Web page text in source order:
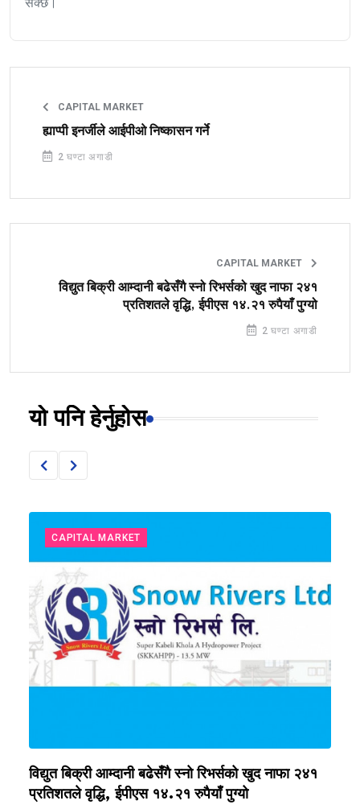
सक्छ।
CAPITAL MARKET
ह्याप्पी इनर्जीले आईपीओ निष्कासन गर्ने
2 घण्टा अगाडी
CAPITAL MARKET
विद्युत बिक्री आम्दानी बढेसँगै स्नो रिभर्सको खुद नाफा २४१
प्रतिशतले वृद्धि, ईपीएस १४.२१ रुपैयाँ पुग्यो
2 घण्टा अगाडी
यो पनि हेर्नुहोस
CAPITAL MARKET
विद्युत बिक्री आम्दानी बढेसँगै स्नो रिभर्सको खुद नाफा २४१
प्रतिशतले वृद्धि, ईपीएस १४.२१ रुपैयाँ पुग्यो